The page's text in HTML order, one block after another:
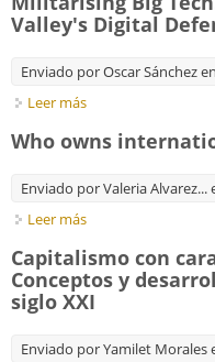
Valley's Digital
Enviado porOscar Sánchez
Leer más
Who owns
Enviado porValeria Alvarez...
Leer más
Capitalismo con
Conceptos y
siglo XXI
Enviado porYamilet Morales